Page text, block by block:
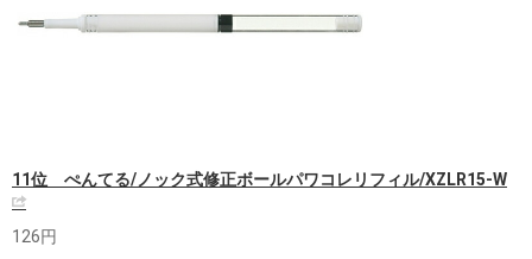
11位 ぺんてる/ノック式修正ボールパワコレリフィル/XZLR15-W
126円